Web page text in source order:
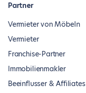
Partner
Vermieter von Möbeln
Vermieter
Franchise-Partner
Immobilienmakler
Beeinflusser & Affiliates